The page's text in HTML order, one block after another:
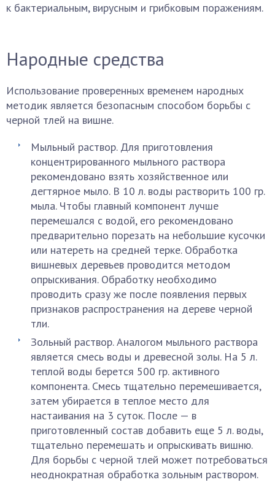
к бактериальным, вирусным и грибковым поражениям.
Народные средства
Использование проверенных временем народных
методик является безопасным способом борьбы с
черной тлей на вишне.
Мыльный раствор. Для приготовления
концентрированного мыльного раствора
рекомендовано взять хозяйственное или
дегтярное мыло. В 10 л. воды растворить 100 гр.
мыла. Чтобы главный компонент лучше
перемешался с водой, его рекомендовано
предварительно порезать на небольшие кусочки
или натереть на средней терке. Обработка
вишневых деревьев проводится методом
опрыскивания. Обработку необходимо
проводить сразу же после появления первых
признаков распространения на дереве черной
тли.
Зольный раствор. Аналогом мыльного раствора
является смесь воды и древесной золы. На 5 л.
теплой воды берется 500 гр. активного
компонента. Смесь тщательно перемешивается,
затем убирается в теплое место для
настаивания на 3 суток. После — в
приготовленный состав добавить еще 5 л. воды,
тщательно перемешать и опрыскивать вишню.
Для борьбы с черной тлей может потребоваться
неоднократная обработка зольным раствором.